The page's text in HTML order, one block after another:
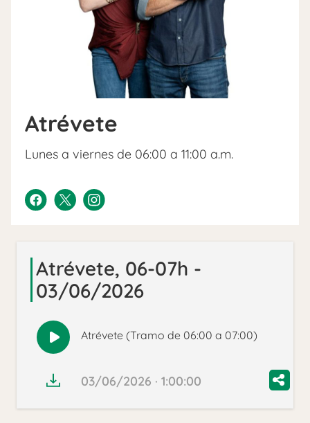
Atrévete
Lunes a viernes de 06:00 a 11:00 a.m.
Atrévete, 06-07h -
03/06/2026
Reproducir
audio
Atrévete (Tramo de 06:00 a 07:00)
03/06/2026 · 1:00:00